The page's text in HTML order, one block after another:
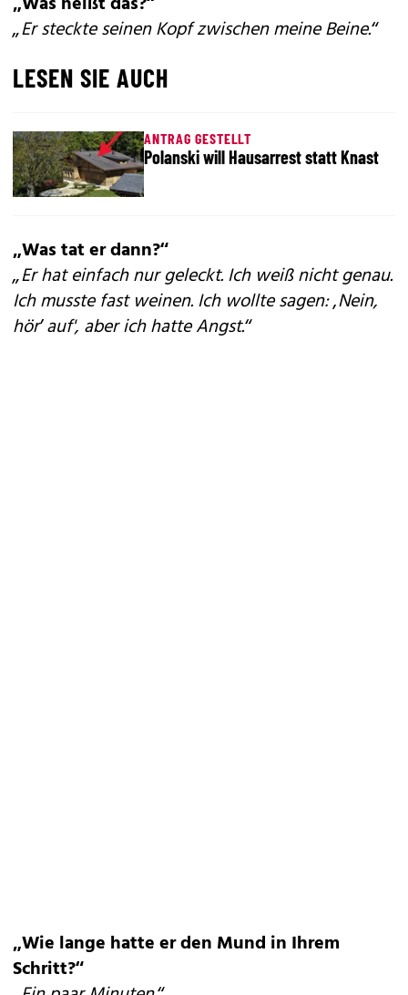
„Er steckte seinen Kopf zwischen meine Beine.“
LESEN SIE AUCH
ANTRAG GESTELLT
Polanski will Hausarrest statt Knast
„Was tat er dann?“
„Er hat einfach nur geleckt. Ich weiß nicht genau.
Ich musste fast weinen. Ich wollte sagen: ‚Nein,
hör’ auf', aber ich hatte Angst.“
„Wie lange hatte er den Mund in Ihrem
Schritt?“